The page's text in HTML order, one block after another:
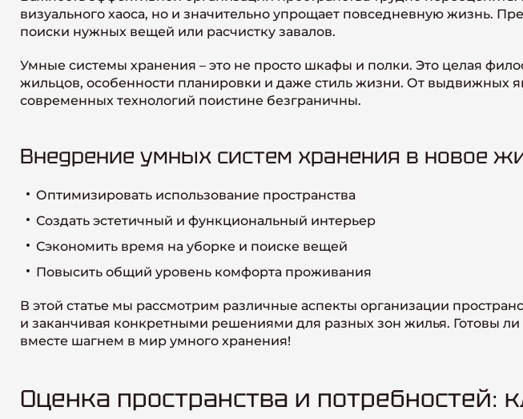
визуального хаоса, но и значительно упрощает повседневную жизнь.
поиски нужных вещей или расчистку завалов.
Умные системы хранения – это не просто шкафы и полки. Это целая
жильцов, особенности планировки и даже стиль жизни. От выдвижных
современных технологий поистине безграничны.
Внедрение умных систем хранения в новое
Оптимизировать использование пространства
Создать эстетичный и функциональный интерьер
Сэкономить время на уборке и поиске вещей
Повысить общий уровень комфорта проживания
В этой статье мы рассмотрим различные аспекты организации
и заканчивая конкретными решениями для разных зон жилья. Готовы
вместе шагнем в мир умного хранения!
Оценка пространства и